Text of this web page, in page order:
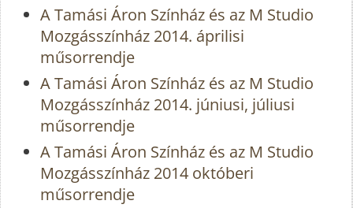
A Tamási Áron Színház és az M Studio
Mozgásszínház 2014. áprilisi
műsorrendje
A Tamási Áron Színház és az M Studio
Mozgásszínház 2014. júniusi, júliusi
műsorrendje
A Tamási Áron Színház és az M Studio
Mozgásszínház 2014 októberi
műsorrendje